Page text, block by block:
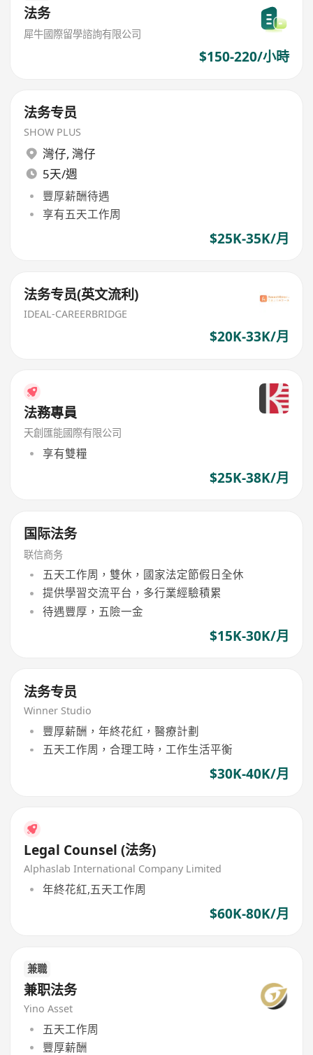
法务
犀牛國際留學諮詢有限公司
$150-220/小時
法务专员
SHOW PLUS
灣仔, 灣仔
5天/週
豐厚薪酬待遇
享有五天工作周
$25K-35K/月
法务专员(英文流利)
IDEAL-CAREERBRIDGE
$20K-33K/月
法務專員
天創匯能國際有限公司
享有雙糧
$25K-38K/月
国际法务
联信商务
五天工作周，雙休，國家法定節假日全休
提供學習交流平台，多行業經驗積累
待遇豐厚，五險一金
$15K-30K/月
法务专员
Winner Studio
豐厚薪酬，年終花紅，醫療計劃
五天工作周，合理工時，工作生活平衡
$30K-40K/月
Legal Counsel (法务)
Alphaslab International Company Limited
年終花紅,五天工作周
$60K-80K/月
兼職
兼职法务
Yino Asset
五天工作周
豐厚薪酬